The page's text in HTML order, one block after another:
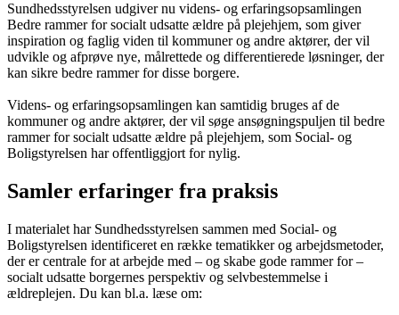
Sundhedsstyrelsen udgiver nu videns- og erfaringsopsamlingen
Bedre rammer for socialt udsatte ældre på plejehjem, som giver
inspiration og faglig viden til kommuner og andre aktører, der vil
udvikle og afprøve nye, målrettede og differentierede løsninger, der
kan sikre bedre rammer for disse borgere.
Videns- og erfaringsopsamlingen kan samtidig bruges af de
kommuner og andre aktører, der vil søge ansøgningspuljen til bedre
rammer for socialt udsatte ældre på plejehjem, som Social- og
Boligstyrelsen har offentliggjort for nylig.
Samler erfaringer fra praksis
I materialet har Sundhedsstyrelsen sammen med Social- og
Boligstyrelsen identificeret en række tematikker og arbejdsmetoder,
der er centrale for at arbejde med – og skabe gode rammer for –
socialt udsatte borgernes perspektiv og selvbestemmelse i
ældreplejen. Du kan bl.a. læse om: